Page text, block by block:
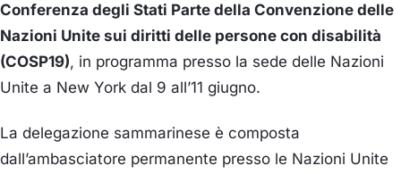
Conferenza degli Stati Parte della Convenzione delle
Nazioni Unite sui diritti delle persone con disabilità
(COSP19), in programma presso la sede delle Nazioni
Unite a New York dal 9 all’11 giugno.
La delegazione sammarinese è composta
dall’ambasciatore permanente presso le Nazioni Unite